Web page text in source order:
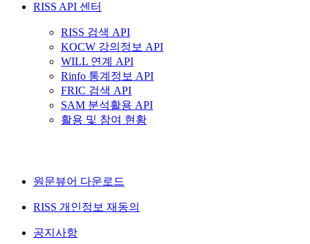
RISS API 센터
RISS 검색 API
KOCW 강의정보 API
WILL 연계 API
Rinfo 통계정보 API
FRIC 검색 API
SAM 분석활용 API
활용 및 참여 현황
원문뷰어 다운로드
RISS 개인정보 재동의
공지사항